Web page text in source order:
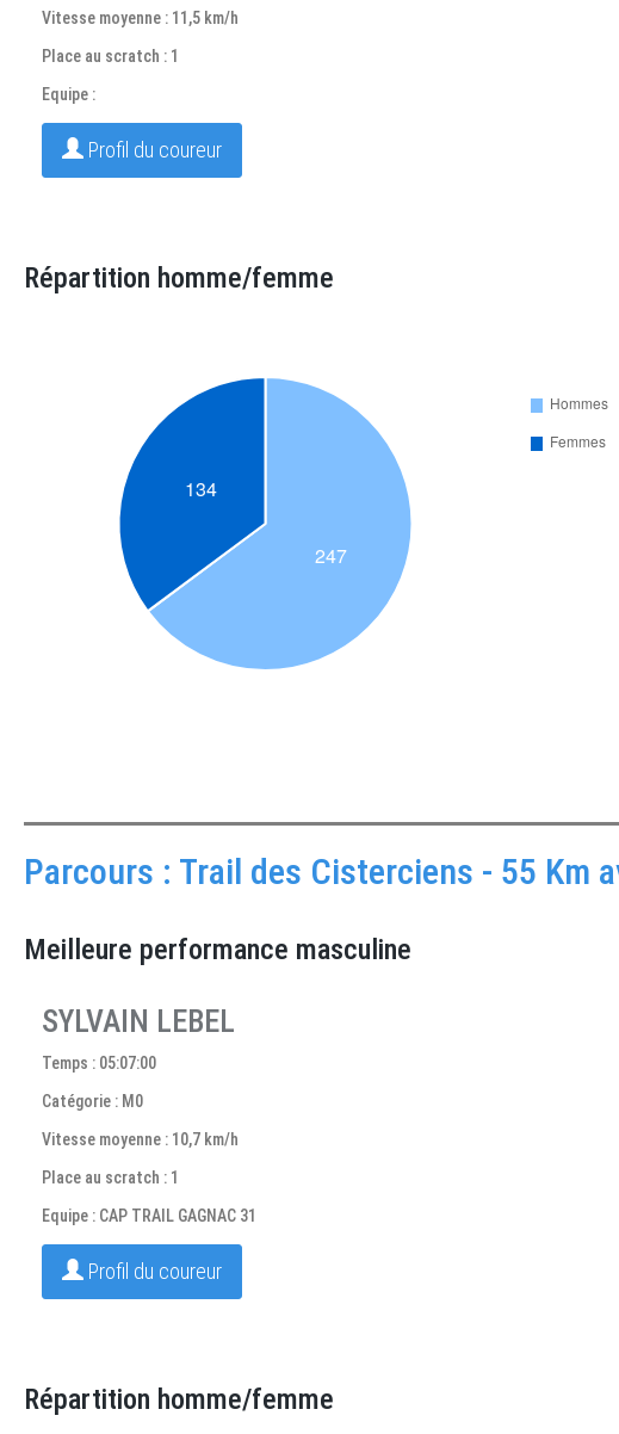
Vitesse moyenne : 11,5 km/h
Place au scratch : 1
Equipe :
Profil du coureur
Répartition homme/femme
Parcours : Trail des Cisterciens - 55 Km
Meilleure performance masculine
SYLVAIN LEBEL
Temps : 05:07:00
Catégorie : M0
Vitesse moyenne : 10,7 km/h
Place au scratch : 1
Equipe : CAP TRAIL GAGNAC 31
Profil du coureur
Répartition homme/femme